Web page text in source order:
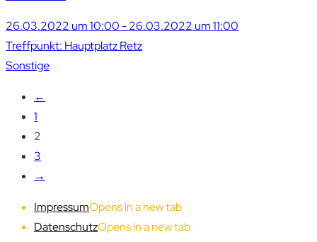
26.03.2022 um 10:00 - 26.03.2022 um 11:00
Treffpunkt: Hauptplatz Retz
Sonstige
←
1
2
3
→
ImpressumOpens in a new tab
DatenschutzOpens in a new tab